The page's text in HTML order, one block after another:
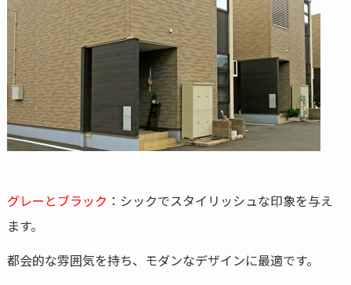
グレーとブラック ：シックでスタイリッシュな印象を与え
ます。
都会的な雰囲気を持ち、モダンなデザインに最適です。